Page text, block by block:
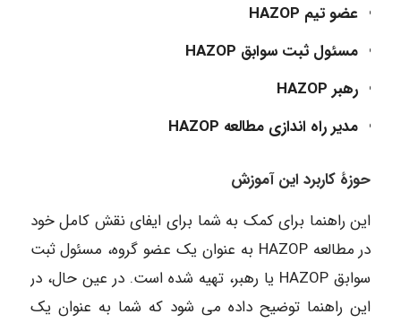
عضو تیم HAZOP
مسئول ثبت سوابق HAZOP
رهبر HAZOP
مدیر راه اندازی مطالعه HAZOP
حوزۀ کاربرد این آموزش
این راهنما برای کمک به شما برای ایفای نقش کامل خود
در مطالعه HAZOP به عنوان یک عضو گروه، مسئول ثبت
سوابق HAZOP یا رهبر، تهیه شده است. در عین حال، در
این راهنما توضیح داده می شود که شما به عنوان یک